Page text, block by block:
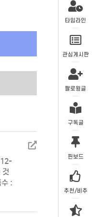
:
타임라인
관심게시판
팔로윙글
구독글
핀보드
추천/비추